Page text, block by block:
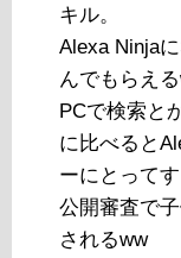
キル。
Alexa Ninja
んでもらえ
PCで検索と
に比べると
ーにとってす
公開審査で
されるww